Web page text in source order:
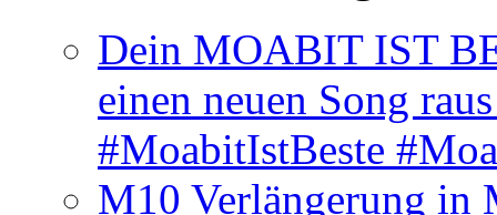
Dein MOABIT IST
einen neuen Song
#MoabitIstBeste
M10 Verlängerung in